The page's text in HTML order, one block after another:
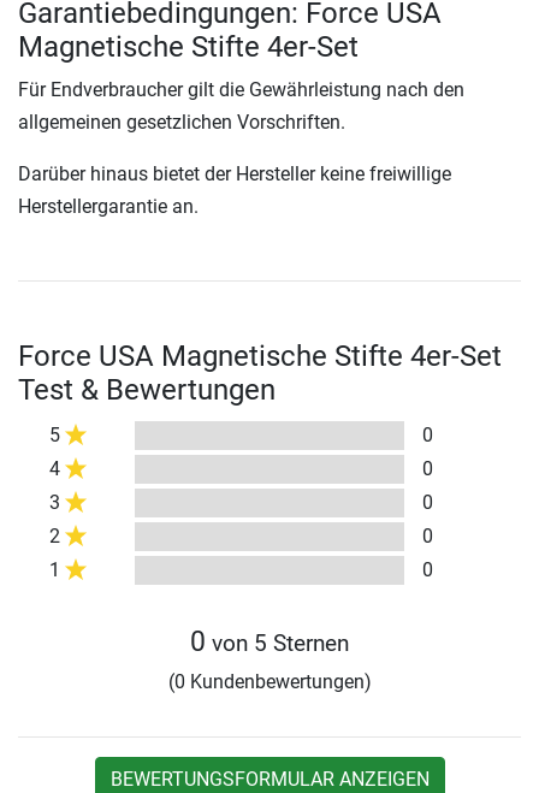
Garantiebedingungen: Force USA
Magnetische Stifte 4er-Set
Für Endverbraucher gilt die Gewährleistung nach den
allgemeinen gesetzlichen Vorschriften.
Darüber hinaus bietet der Hersteller keine freiwillige
Herstellergarantie an.
Force USA Magnetische Stifte 4er-Set
Test & Bewertungen
5
0
4
0
3
0
2
0
1
0
0 von 5 Sternen
(0 Kundenbewertungen)
BEWERTUNGSFORMULAR ANZEIGEN